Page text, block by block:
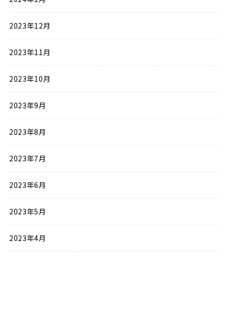
2023年12月
2023年11月
2023年10月
2023年9月
2023年8月
2023年7月
2023年6月
2023年5月
2023年4月